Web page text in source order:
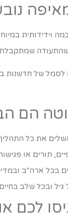
וידידותית
שהתעודה
לסמל של חדשנות
את כל התהליך
תורים או
בכל ארה"ב
ובכל שלב בחיים
לכם